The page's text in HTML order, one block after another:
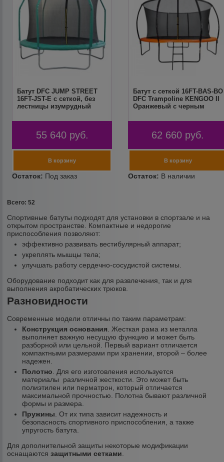
Батут DFC JUMP STREET
16FT-JST-E c сеткой, без
лестницы изумрудный
55 640 руб.
Батут с сеткой 16FT-BAS-BO
DFC Trampoline KENGOO II
Оранжевый с черным
62 660 руб.
Всего: 52
Спортивные батуты подходят для установки в спортзале и на
открытом пространстве. Компактные и недорогие
приспособления позволяют:
эффективно развивать вестибулярный аппарат;
укреплять мышцы тела;
улучшать работу сердечно-сосудистой системы.
Оборудование подходит как для развлечения, так и для
выполнения акробатических трюков.
Разновидности
Современные модели отличны по таким параметрам:
Конструкция основания . Жесткая рама из металла
выполняет важную несущую функцию и может быть
разборной или цельной. Первый вариант отличается
компактными размерами при хранении, второй – более
надежен.
Полотно . Для его изготовления используется
материалы различной жесткости. Это может быть
полиэтилен или перматрон, который отличается
максимальной прочностью. Полотна бывают различной
формы и размера.
Пружины . От их типа зависит надежность и
безопасность спортивного приспособления, а также
упругость батута.
Для дополнительной защиты некоторые модификации
оснащаютсязащитными сетками